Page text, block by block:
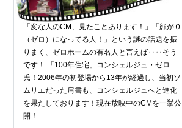
「変な人のCM、見たことあります！」「顔が０
（ゼロ）になってる人！」という謎の話題を振
りまく、ゼロホームの有名人と言えば‥‥そう
です！ 「100年住宅」コンシェルジュ・ゼロ
氏！2006年の初登場から13年が経過し、当初ソ
ムリエだった肩書も、コンシェルジュへと進化
を果たしております！現在放映中のCMを一挙公
開！